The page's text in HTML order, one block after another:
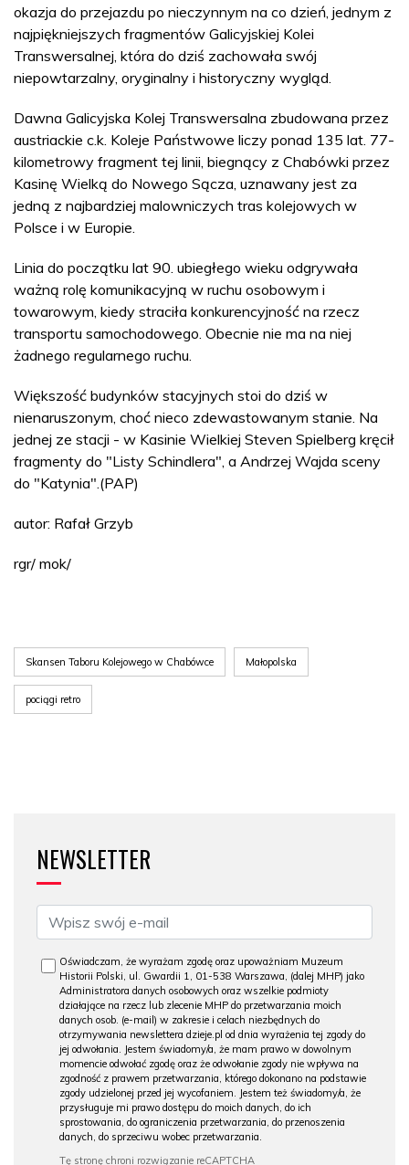
okazja do przejazdu po nieczynnym na co dzień, jednym z
najpiękniejszych fragmentów Galicyjskiej Kolei
Transwersalnej, która do dziś zachowała swój
niepowtarzalny, oryginalny i historyczny wygląd.
Dawna Galicyjska Kolej Transwersalna zbudowana przez
austriackie c.k. Koleje Państwowe liczy ponad 135 lat. 77-
kilometrowy fragment tej linii, biegnący z Chabówki przez
Kasinę Wielką do Nowego Sącza, uznawany jest za
jedną z najbardziej malowniczych tras kolejowych w
Polsce i w Europie.
Linia do początku lat 90. ubiegłego wieku odgrywała
ważną rolę komunikacyjną w ruchu osobowym i
towarowym, kiedy straciła konkurencyjność na rzecz
transportu samochodowego. Obecnie nie ma na niej
żadnego regularnego ruchu.
Większość budynków stacyjnych stoi do dziś w
nienaruszonym, choć nieco zdewastowanym stanie. Na
jednej ze stacji - w Kasinie Wielkiej Steven Spielberg kręcił
fragmenty do "Listy Schindlera", a Andrzej Wajda sceny
do "Katynia".(PAP)
autor: Rafał Grzyb
rgr/ mok/
Skansen Taboru Kolejowego w Chabówce Małopolska
pociągi retro
NEWSLETTER
Oświadczam, że wyrażam zgodę oraz upoważniam Muzeum
Historii Polski, ul. Gwardii 1, 01-538 Warszawa, (dalej MHP) jako
Administratora danych osobowych oraz wszelkie podmioty
działające na rzecz lub zlecenie MHP do przetwarzania moich
danych osob. (e-mail) w zakresie i celach niezbędnych do
otrzymywania newslettera dzieje.pl od dnia wyrażenia tej zgody do
jej odwołania. Jestem świadomy/a, że mam prawo w dowolnym
momencie odwołać zgodę oraz że odwołanie zgody nie wpływa na
zgodność z prawem przetwarzania, którego dokonano na podstawie
zgody udzielonej przed jej wycofaniem. Jestem też świadomy/a, że
przysługuje mi prawo dostępu do moich danych, do ich
sprostowania, do ograniczenia przetwarzania, do przenoszenia
danych, do sprzeciwu wobec przetwarzania.